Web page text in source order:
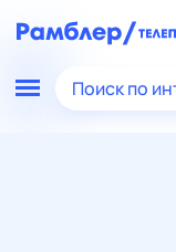
Поиск по